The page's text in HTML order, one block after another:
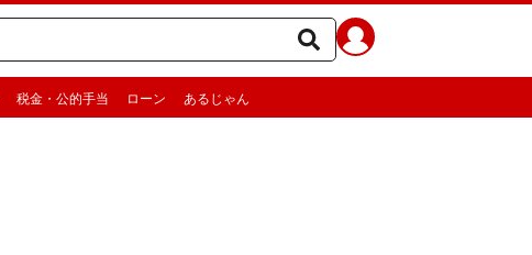
税金・公的手当 ローン あるじゃん